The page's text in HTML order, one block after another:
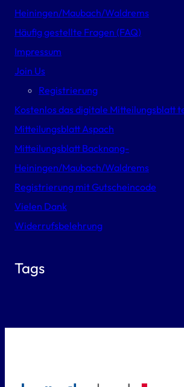
Heiningen/Maubach/Waldrems
Häufig gestellte Fragen (FAQ)
Impressum
Join Us
Registrierung
Kostenlos das digitale Mitteilungsblatt
Mitteilungsblatt Aspach
Mitteilungsblatt Backnang-
Heiningen/Maubach/Waldrems
Registrierung mit Gutscheincode
Vielen Dank
Widerrufsbelehrung
Tags